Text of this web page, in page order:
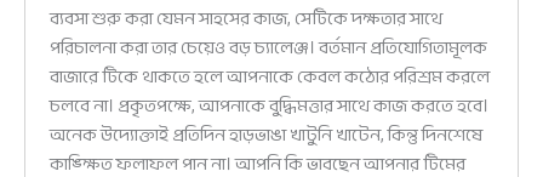
ব্যবসা শুরু করা যেমন সাহসের কাজ, সেটিকে দক্ষতার সাথে
পরিচালনা করা তার চেয়েও বড় চ্যালেঞ্জ। বর্তমান প্রতিযোগিতামূলক
বাজারে টিকে থাকতে হলে আপনাকে কেবল কঠোর পরিশ্রম করলে
চলবে না। প্রকৃতপক্ষে, আপনাকে বুদ্ধিমত্তার সাথে কাজ করতে হবে।
অনেক উদ্যোক্তাই প্রতিদিন হাড়ভাঙা খাটুনি খাটেন, কিন্তু দিনশেষে
কাঙ্ক্ষিত ফলাফল পান না। আপনি কি ভাবছেন আপনার টিমের